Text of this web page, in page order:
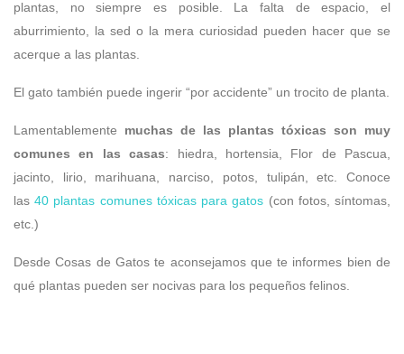
plantas, no siempre es posible. La falta de espacio, el
aburrimiento, la sed o la mera curiosidad pueden hacer que se
acerque a las plantas.
El gato también puede ingerir “por accidente” un trocito de planta.
Lamentablemente muchas de las plantas tóxicas son muy
comunes en las casas: hiedra, hortensia, Flor de Pascua,
jacinto, lirio, marihuana, narciso, potos, tulipán, etc. Conoce
las40 plantas comunes tóxicas para gatos (con fotos, síntomas,
etc.)
Desde Cosas de Gatos te aconsejamos que te informes bien de
qué plantas pueden ser nocivas para los pequeños felinos.